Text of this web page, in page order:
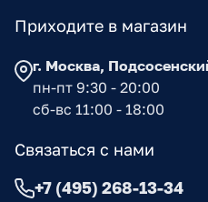
Приходите в магазин
г. Москва,
пн-пт 9:30 - 20:00
сб-вс 11:00 - 18:00
Связаться с нами
+7 (495) 268-13-34